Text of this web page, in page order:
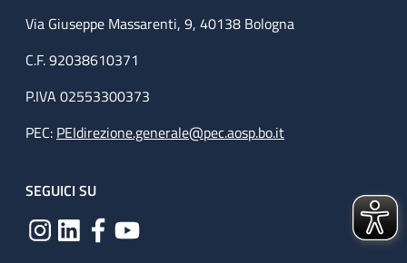
Via Giuseppe Massarenti, 9, 40138 Bologna
C.F. 92038610371
P.IVA 02553300373
PEC: PEIdirezione.generale@pec.aosp.bo.it
SEGUICI SU